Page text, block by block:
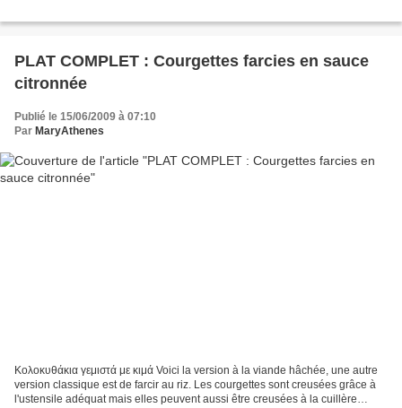
PLAT COMPLET : Courgettes farcies en sauce
citronnée
Publié le 15/06/2009 à 07:10
Par MaryAthenes
Κολοκυθάκια γεμιστά με κιμά Voici la version à la viande hâchée, une autre
version classique est de farcir au riz. Les courgettes sont creusées grâce à
l'ustensile adéquat mais elles peuvent aussi être creusées à la cuillère